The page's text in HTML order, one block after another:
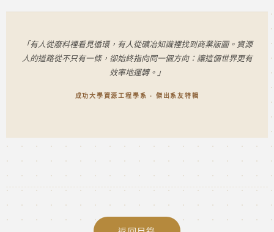
「有人從廢料裡看見循環，有人從礦冶知識裡找到商業版圖。資源
人的道路從不只有一條，卻始終指向同一個方向：讓這個世界更有
效率地運轉。」
成功大學資源工程學系 · 傑出系友特輯